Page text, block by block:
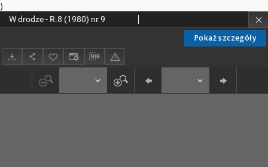
)
Pokaż szczegóły
W drodze - R.8 (1980) nr 9